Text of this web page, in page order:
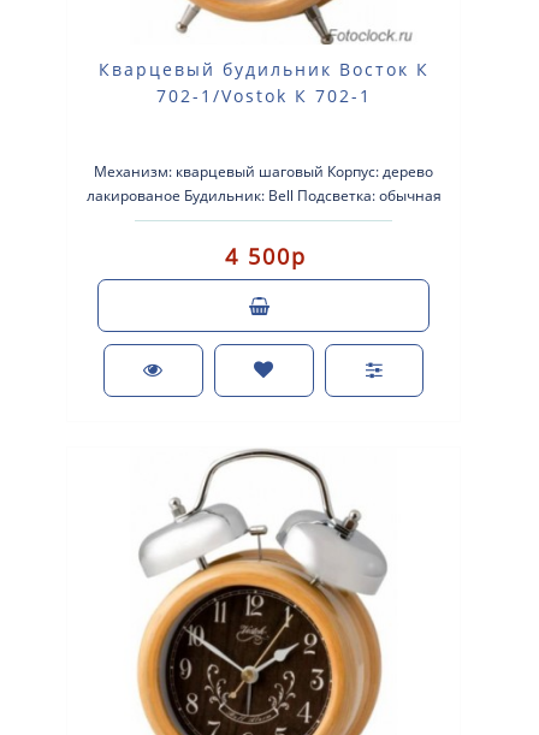
Кварцевый будильник Восток К
702-1/Vostok К 702-1
Механизм: кварцевый шаговый Корпус: дерево
лакированое Будильник: Bell Подсветка: обычная
Размеры: 135-190-60мм Пит..
4 500р